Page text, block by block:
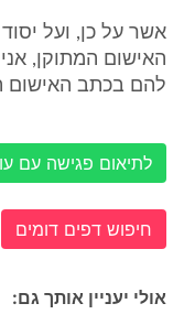
אשר על כן, ועל
האישום המתוקן,
להם בכתב האישום
לתיאום פגישה עם עורך דין
חיפוש דפים דומים
אולי יעניין אותך גם: